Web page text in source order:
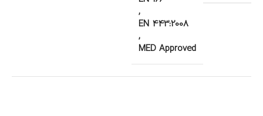
,
EN 443:2008
,
MED Approved